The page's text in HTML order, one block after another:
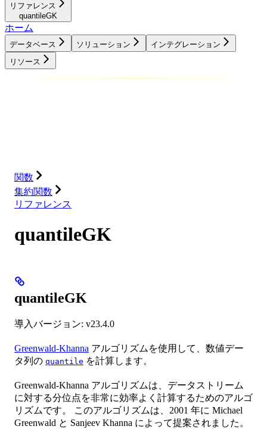
リファレンス
quantileGK
ホーム
データベース ソリューション
インテグレーション
リソース
関数
集約関数
リファレンス
quantileGK
quantileGK
導入バージョン: v23.4.0
Greenwald-Khanna アルゴリズムを使用して、数値デー
タ列の quantile を計算します。
Greenwald-Khanna アルゴリズムは、データストリーム
に対する分位点を非常に効率よく計算するためのアルゴ
リズムです。 このアルゴリズムは、2001 年に Michael
Greenwald と Sanjeev Khanna によって提案されました。